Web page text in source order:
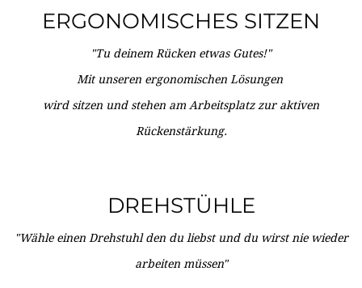
ERGONOMISCHES SITZEN
"Tu deinem Rücken etwas Gutes!"
Mit unseren ergonomischen Lösungen
wird sitzen und stehen am Arbeitsplatz zur aktiven
Rückenstärkung.
DREHSTÜHLE
"Wähle einen Drehstuhl den du liebst und du wirst nie wieder
arbeiten müssen"